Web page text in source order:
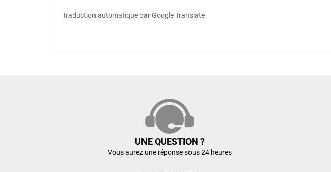
Traduction automatique par Google Translate
UNE QUESTION ?
Vous aurez une réponse sous 24 heures